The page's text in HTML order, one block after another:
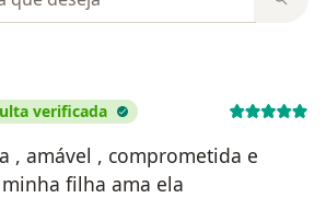
verificada
, amável , comprometida e
filha ama ela